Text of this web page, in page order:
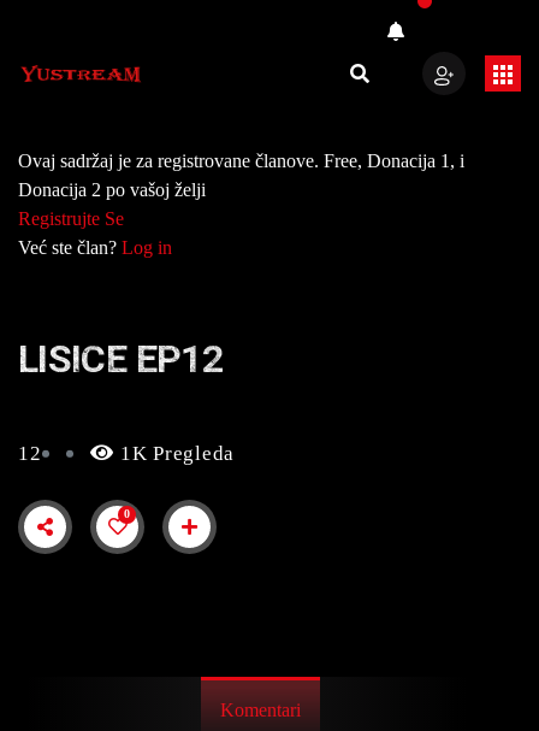
Ovaj sadržaj je za registrovane članove. Free, Donacija 1, i
Donacija 2 po vašoj želji
Registrujte Se
Već ste član? Log in
LISICE EP12
12 1K Pregleda
0
Komentari